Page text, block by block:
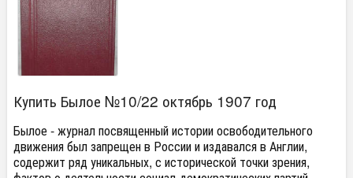
Купить Былое №10/22 октябрь 1907 год
Былое - журнал посвященный истории освободительного
движения был запрещен в России и издавался в Англии,
содержит ряд уникальных, с исторической точки зрения,